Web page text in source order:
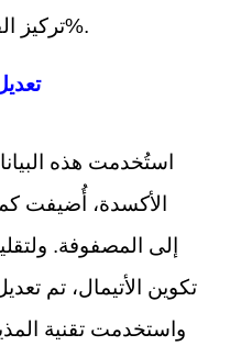
تركيز الفانيلين الحر بنسبة 35%.
استُخدمت هذه
الأكسدة، أُضيفت
تكوين الأتيمال، تم
واستخدمت تقنية